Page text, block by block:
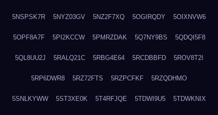
5NSPSK7R 5NYZ03GV 5NZ2F7XQ 5OGIRQDY 5OIXNVW6
5OPF8A7F 5PI2KCCW 5PMRZDAK 5Q7NY9BS 5QDQI5F8
5QL8UU2J 5RALQ21C 5RBG4E64 5RCDBBFD 5ROV8T2I
5RP6DWR8 5RZ72FTS 5RZPCFKF 5RZQDHMO
5SNLKYWW 5ST3XE0K 5T4RFJQE 5TDWI9U5 5TDWKNIX